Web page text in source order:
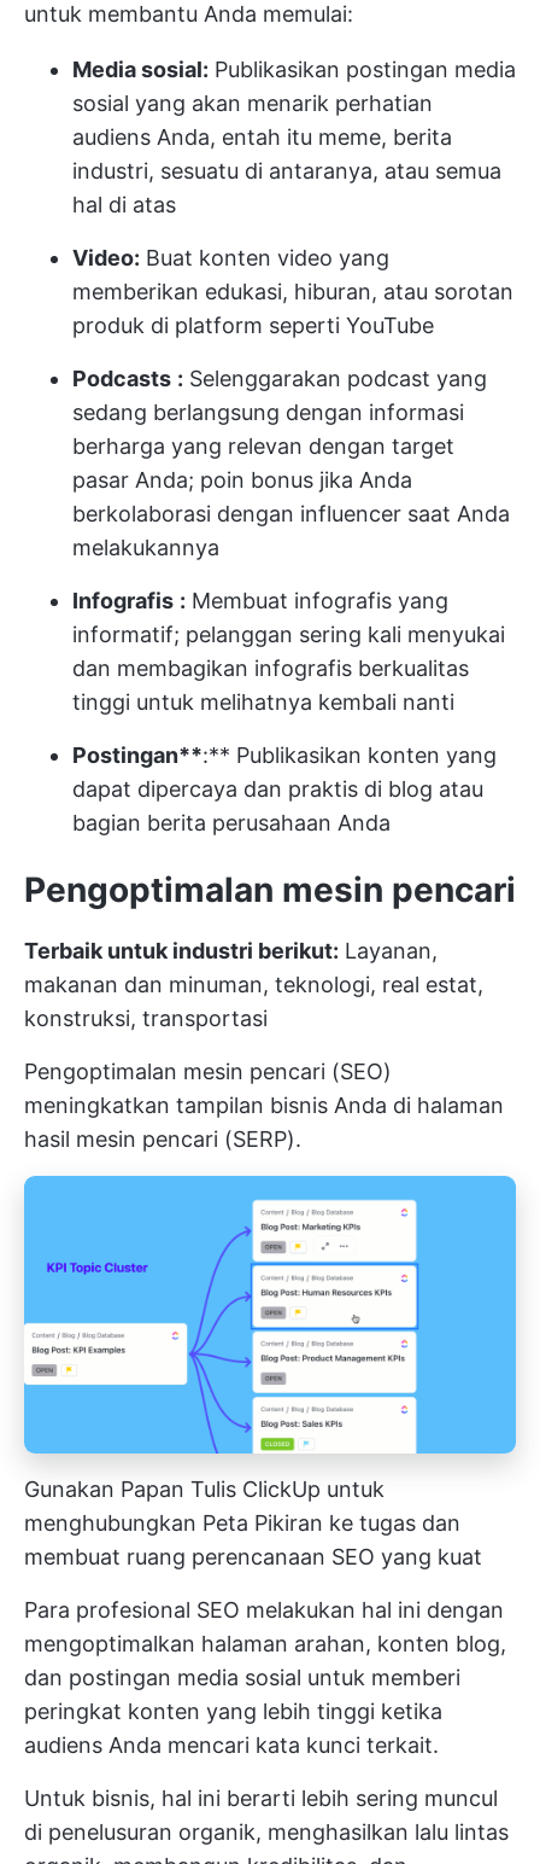
untuk membantu Anda memulai:
Media sosial: Publikasikan postingan media
sosial yang akan menarik perhatian
audiens Anda, entah itu meme, berita
industri, sesuatu di antaranya, atau semua
hal di atas
Video: Buat konten video yang
memberikan edukasi, hiburan, atau sorotan
produk di platform seperti YouTube
Podcasts : Selenggarakan podcast yang
sedang berlangsung dengan informasi
berharga yang relevan dengan target
pasar Anda; poin bonus jika Anda
berkolaborasi dengan influencer saat Anda
melakukannya
Infografis : Membuat infografis yang
informatif; pelanggan sering kali menyukai
dan membagikan infografis berkualitas
tinggi untuk melihatnya kembali nanti
Postingan**:** Publikasikan konten yang
dapat dipercaya dan praktis di blog atau
bagian berita perusahaan Anda
Pengoptimalan mesin pencari
Terbaik untuk industri berikut: Layanan,
makanan dan minuman, teknologi, real estat,
konstruksi, transportasi
Pengoptimalan mesin pencari (SEO)
meningkatkan tampilan bisnis Anda di halaman
hasil mesin pencari (SERP).
Gunakan Papan Tulis ClickUp untuk
menghubungkan Peta Pikiran ke tugas dan
membuat ruang perencanaan SEO yang kuat
Para profesional SEO melakukan hal ini dengan
mengoptimalkan halaman arahan, konten blog,
dan postingan media sosial untuk memberi
peringkat konten yang lebih tinggi ketika
audiens Anda mencari kata kunci terkait.
Untuk bisnis, hal ini berarti lebih sering muncul
di penelusuran organik, menghasilkan lalu lintas